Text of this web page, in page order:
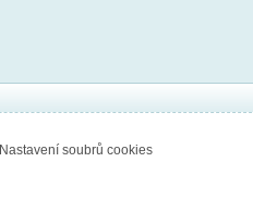
Nastavení soubrů cookies